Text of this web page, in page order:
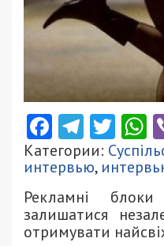
Facebook
Категории:
интервью,
Рекламні
залишатися
отримувати